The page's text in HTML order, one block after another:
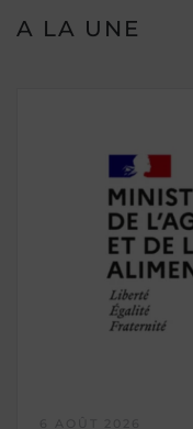
A LA UNE